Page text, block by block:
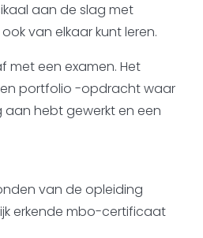
aan de slag met
van elkaar kunt leren.
met een examen. Het
portfolio -opdracht waar
aan hebt gewerkt en een
van de opleiding
erkende mbo-certificaat